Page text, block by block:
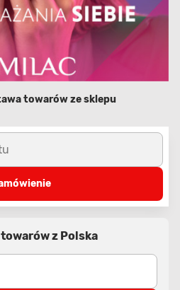
towarów ze sklepu
z Polska